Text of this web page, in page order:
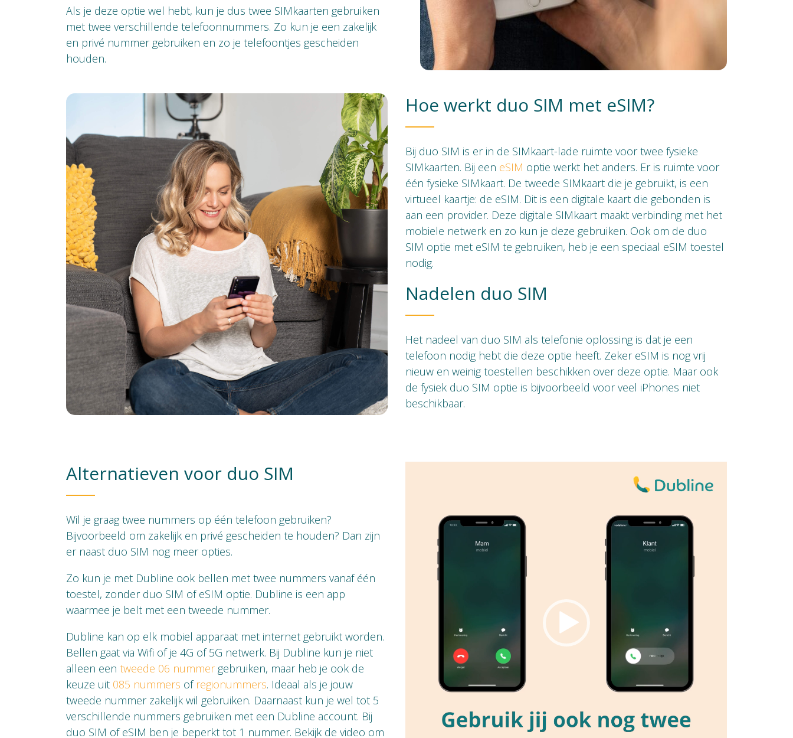
Als je deze optie wel hebt, kun je dus twee SIMkaarten gebruiken
met twee verschillende telefoonnummers. Zo kun je een zakelijk
en privé nummer gebruiken en zo je telefoontjes gescheiden
houden.
Hoe werkt duo SIM met eSIM?
Bij duo SIM is er in de SIMkaart-lade ruimte voor twee fysieke
SIMkaarten. Bij een eSIM optie werkt het anders. Er is ruimte voor
één fysieke SIMkaart. De tweede SIMkaart die je gebruikt, is een
virtueel kaartje: de eSIM. Dit is een digitale kaart die gebonden is
aan een provider. Deze digitale SIMkaart maakt verbinding met het
mobiele netwerk en zo kun je deze gebruiken. Ook om de duo
SIM optie met eSIM te gebruiken, heb je een speciaal eSIM toestel
nodig.
Nadelen duo SIM
Het nadeel van duo SIM als telefonie oplossing is dat je een
telefoon nodig hebt die deze optie heeft. Zeker eSIM is nog vrij
nieuw en weinig toestellen beschikken over deze optie. Maar ook
de fysiek duo SIM optie is bijvoorbeeld voor veel iPhones niet
beschikbaar.
Alternatieven voor duo SIM
Wil je graag twee nummers op één telefoon gebruiken?
Bijvoorbeeld om zakelijk en privé gescheiden te houden? Dan zijn
er naast duo SIM nog meer opties.
Zo kun je met Dubline ook bellen met twee nummers vanaf één
toestel, zonder duo SIM of eSIM optie. Dubline is een app
waarmee je belt met een tweede nummer.
Dubline kan op elk mobiel apparaat met internet gebruikt worden.
Bellen gaat via Wifi of je 4G of 5G netwerk. Bij Dubline kun je niet
alleen een tweede 06 nummergebruiken, maar heb je ook de
keuze uit 085 nummers of regionummers. Ideaal als je jouw
tweede nummer zakelijk wil gebruiken. Daarnaast kun je wel tot 5
verschillende nummers gebruiken met een Dubline account. Bij
duo SIM of eSIM ben je beperkt tot 1 nummer. Bekijk de video om